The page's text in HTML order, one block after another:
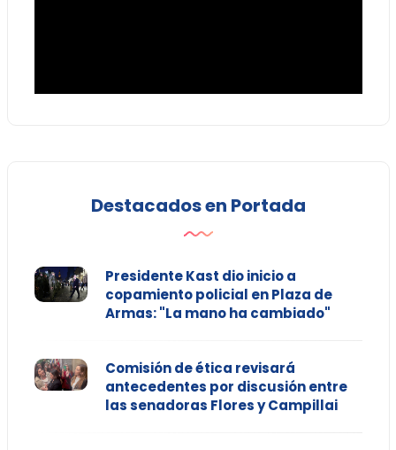
Destacados en Portada
Presidente Kast dio inicio a
copamiento policial en Plaza de
Armas: "La mano ha cambiado"
Comisión de ética revisará
antecedentes por discusión entre
las senadoras Flores y Campillai